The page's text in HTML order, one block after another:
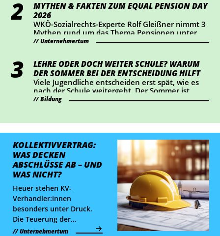
sollte jetzt prüfen, ob Handlungsbedarf besteht.
MYTHEN & FAKTEN ZUM EQUAL PENSION DAY
2026
WKÖ-Sozialrechts-Experte Rolf Gleißner nimmt 3
Mythen rund um das Thema Pensionen unter
die Lupe und liefert Fakten.
Unternehmertum
LEHRE ODER DOCH WEITER SCHULE? WARUM
DER SOMMER BEI DER ENTSCHEIDUNG HILFT
Viele Jugendliche entscheiden erst spät, wie es
nach der Schule weitergeht. Der Sommer ist
ideal, um Lehrberufe auszuprobieren und Fragen
Bildung
KOLLEKTIVVERTRAG:
WAS DECKEN
ABSCHLÜSSE AB – UND
WAS NICHT?
Heuer stehen KV-
Verhandler:innen
besonders unter Druck.
Die Teuerung der
vergangenen Monate liegt
Unternehmertum